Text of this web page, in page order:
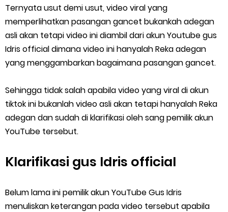
Ternyata usut demi usut, video viral yang
memperlihatkan pasangan gancet bukankah adegan
asli akan tetapi video ini diambil dari akun Youtube gus
Idris official dimana video ini hanyalah Reka adegan
yang menggambarkan bagaimana pasangan gancet.
Sehingga tidak salah apabila video yang viral di akun
tiktok ini bukanlah video asli akan tetapi hanyalah Reka
adegan dan sudah di klarifikasi oleh sang pemilik akun
YouTube tersebut.
Klarifikasi gus Idris official
Belum lama ini pemilik akun YouTube Gus Idris
menuliskan keterangan pada video tersebut apabila